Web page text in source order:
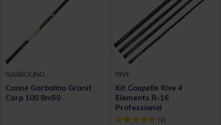
GARBOLINO
Canne Garbolino Granit
Carp 100 8m50
RIVE
Kit Coupelle Rive 4
Elements R-16
Professional
[object Object] out of 5
(1)